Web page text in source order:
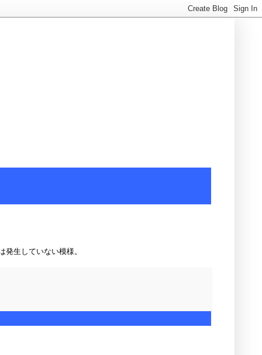
生していない模様。